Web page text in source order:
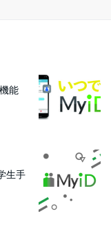
能
生手